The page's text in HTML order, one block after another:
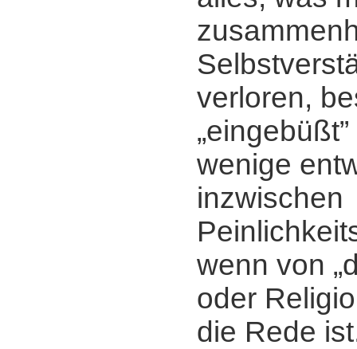
verloren,
wenige
inzwischen
wenn von
oder
die Rede